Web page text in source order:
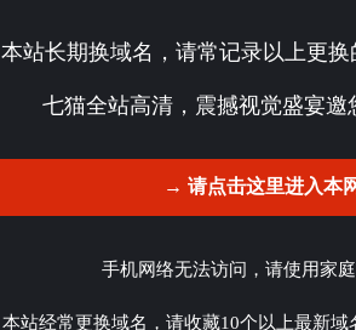
本站长期换域名，请常记录以上更
七猫全站高清，震撼视觉盛宴邀
→ 请点击这里进入本
手机网络无法访问，请使用家
本站经常更换域名，请收藏10个以上最新